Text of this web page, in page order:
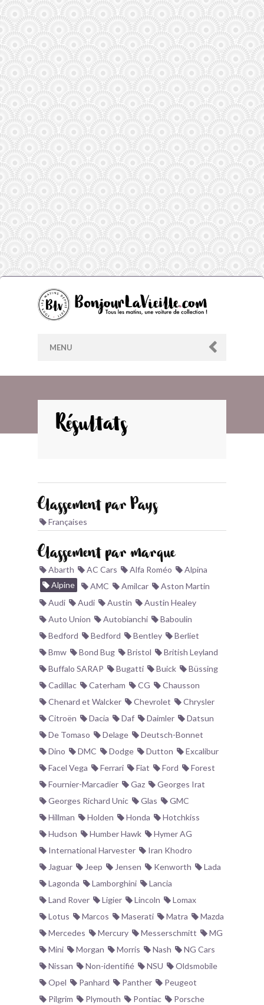
MENU
LE BLOG
MODÈLES ET MARQUES
COMMENT FONCTIONNE BLV ?
Résultats
Classement par Pays
Françaises
Classement par marque
Abarth AC Cars Alfa Roméo
Alpina
Alpine
AMC Amilcar
Aston Martin
Audi
Audi Austin
Austin Healey
Auto Union
Autobianchi
Baboulin
Bedford
Bedford Bentley
Berliet
Bmw
Bond Bug Bristol
British Leyland
Buffalo SARAP
Bugatti Buick
Büssing
Cadillac
Caterham CG
Chausson
Chenard et Walcker
Chevrolet
Chrysler
Citroën
Dacia Daf Daimler
Datsun
De Tomaso
Delage
Deutsch-Bonnet
Dino
DMC Dodge Dutton
Excalibur
Facel Vega
Ferrari Fiat Ford
Forest
Fournier-Marcadier
Gaz
Georges Irat
Georges Richard Unic
Glas
GMC
Hillman
Holden Honda
Hotchkiss
Hudson
Humber Hawk
Hymer AG
International Harvester
Iran Khodro
Jaguar
Jeep Jensen Kenworth
Lada
Lagonda
Lamborghini
Lancia
Land Rover
Ligier Lincoln
Lomax
Lotus
Marcos Maserati Matra
Mazda
Mercedes
Mercury Messerschmitt
MG
Mini
Morgan Morris Nash
NG Cars
Nissan
Non-identifié NSU
Oldsmobile
Opel
Panhard Panther
Peugeot
Pilgrim
Plymouth Pontiac
Porsche